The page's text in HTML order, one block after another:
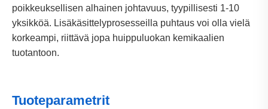
poikkeuksellisen alhainen johtavuus, tyypillisesti 1-10
yksikköä. Lisäkäsittelyprosesseilla puhtaus voi olla vielä
korkeampi, riittävä jopa huippuluokan kemikaalien
tuotantoon.
Tuoteparametrit